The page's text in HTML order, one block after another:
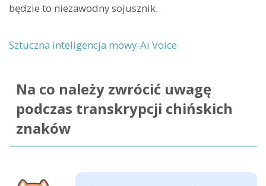
będzie to niezawodny sojusznik.
Sztuczna inteligencja mowy-Ai Voice
Na co należy zwrócić uwagę
podczas transkrypcji chińskich
znaków